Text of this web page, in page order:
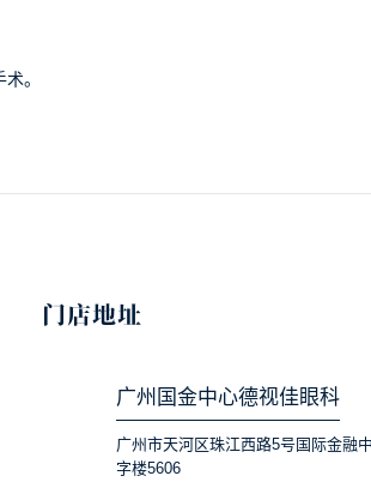
。
门店地址
广州国金中心德视佳眼科
广州市天河区珠江西路5号国际金融
字楼5606